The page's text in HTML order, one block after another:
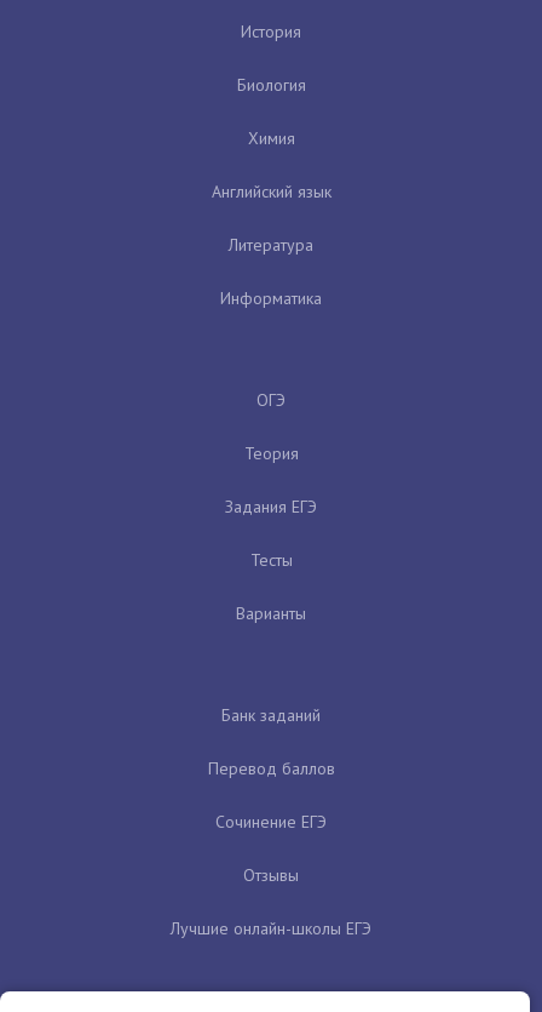
История
Биология
Химия
Английский язык
Литература
Информатика
ОГЭ
Теория
Задания ЕГЭ
Тесты
Варианты
Банк заданий
Перевод баллов
Сочинение ЕГЭ
Отзывы
Лучшие онлайн-школы ЕГЭ